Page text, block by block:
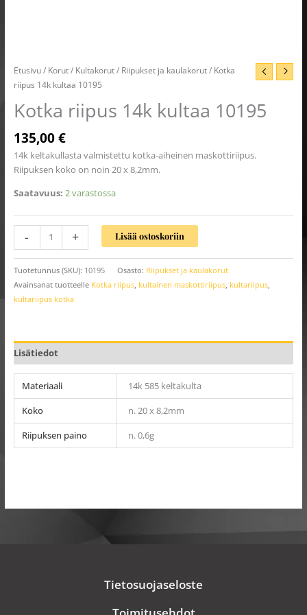
Etusivu/ Korut/ Kultakorut/ Riipukset ja kaulakorut/ Kotka
riipus 14k kultaa 10195
Kotka riipus 14k kultaa 10195
135,00€
14k keltakullasta valmistettu kotka-aiheinen maskottiriipus.
Riipuksen koko on noin 20 x 8,2mm.
Saatavuus: 2 varastossa
- + Lisää ostoskoriin
Tuotetunnus (SKU): 10195 Osasto: Riipukset ja kaulakorut
Avainsanat tuotteelle Kotka riipus, kultainen maskottiriipus, kultariipus,
kultariipus kotka
Lisätiedot
Materiaali
14k 585 keltakulta
Koko
n. 20 x 8,2mm
Riipuksen paino
n. 0,6g
Tietosuojaseloste